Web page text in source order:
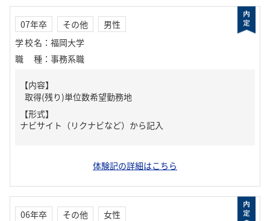
07年卒 その他
男性
学校名 ： 福岡大学
職種 ： 事務系職
【内容】
取得(残り)単位数希望勤務地
【形式】
ナビサイト（リクナビなど）から記入
体験記の詳細はこちら
06年卒 その他
女性